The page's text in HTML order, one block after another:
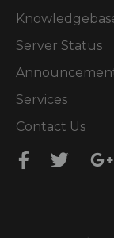
Server Status
Services
Contact Us